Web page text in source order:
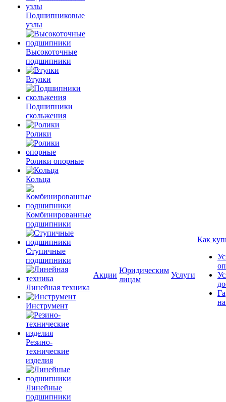
Подшипниковые
узлы
Высокоточные
подшипники
Втулки
Подшипники
скольжения
Ролики
Ролики опорные
Кольца
Комбинированные
подшипники
Ступичные
подшипники
Линейная техника
Инструмент
Резино-
технические
изделия
Линейные
подшипники
Акции
Юридическим
лицам
Услуги
Как